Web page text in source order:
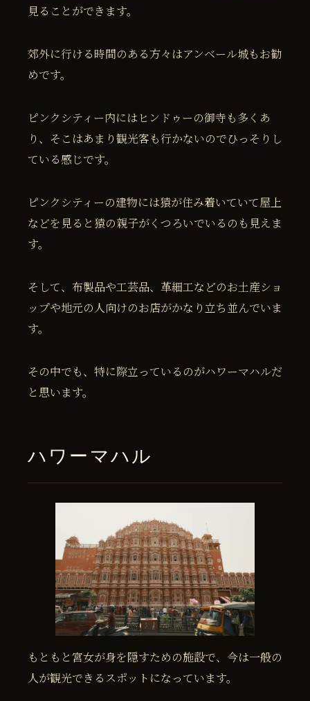
見ることができます。
郊外に行ける時間のある方々はアンベール城もお勧
めです。
ピンクシティー内にはヒンドゥーの御寺も多くあ
り、そこはあまり観光客も行かないのでひっそりし
ている感じです。
ピンクシティーの建物には猿が住み着いていて屋上
などを見ると猿の親子がくつろいでいるのも見えま
す。
そして、布製品や工芸品、革細工などのお土産ショ
ップや地元の人向けのお店がかなり立ち並んでいま
す。
その中でも、特に際立っているのがハワーマハルだ
と思います。
ハワーマハル
もともと宮女が身を隠すための施設で、今は一般の
人が観光できるスポットになっています。